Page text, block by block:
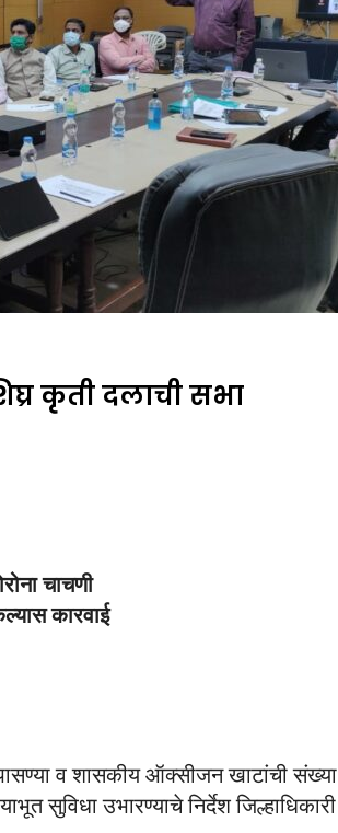
कृती दलाची सभा
चाचणी
कारवाई
व शासकीय ऑक्सीजन खाटांची संख्या
सुविधा उभारण्याचे निर्देश जिल्हाधिकारी